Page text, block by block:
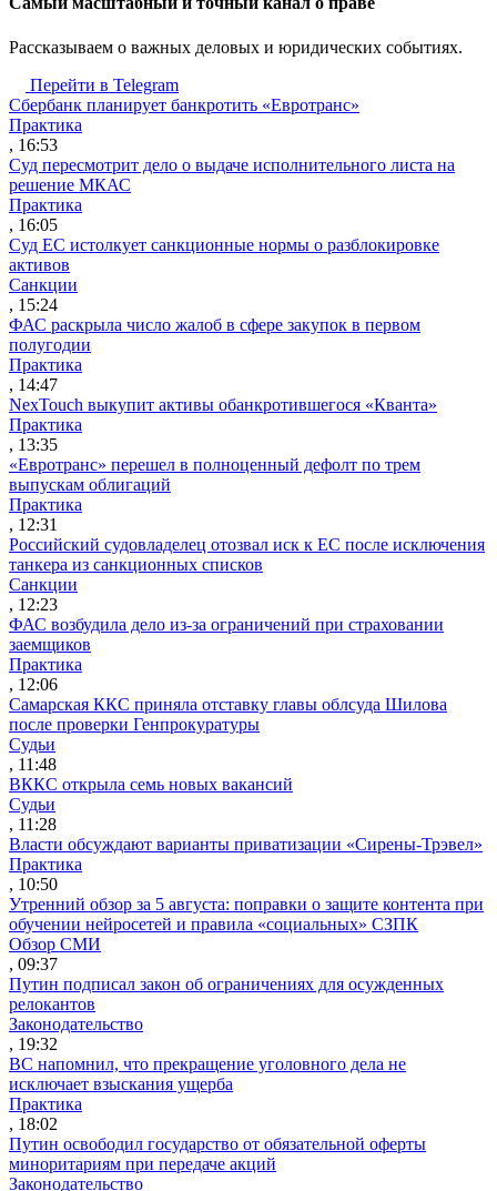
Рассказываем о важных деловых и юридических событиях.
Перейти в Telegram
Сбербанк планирует банкротить «Евротранс»
Практика
, 16:53
Суд пересмотрит дело о выдаче исполнительного листа на
решение МКАС
Практика
, 16:05
Суд ЕС истолкует санкционные нормы о разблокировке
активов
Санкции
, 15:24
ФАС раскрыла число жалоб в сфере закупок в первом
полугодии
Практика
, 14:47
NexTouch выкупит активы обанкротившегося «Кванта»
Практика
, 13:35
«Евротранс» перешел в полноценный дефолт по трем
выпускам облигаций
Практика
, 12:31
Российский судовладелец отозвал иск к ЕС после исключения
танкера из санкционных списков
Санкции
, 12:23
ФАС возбудила дело из-за ограничений при страховании
заемщиков
Практика
, 12:06
Самарская ККС приняла отставку главы облсуда Шилова
после проверки Генпрокуратуры
Судьи
, 11:48
ВККС открыла семь новых вакансий
Судьи
, 11:28
Власти обсуждают варианты приватизации «Сирены-Трэвел»
Практика
, 10:50
Утренний обзор за 5 августа: поправки о защите контента при
обучении нейросетей и правила «социальных» СЗПК
Обзор СМИ
, 09:37
Путин подписал закон об ограничениях для осужденных
релокантов
Законодательство
, 19:32
ВС напомнил, что прекращение уголовного дела не
исключает взыскания ущерба
Практика
, 18:02
Путин освободил государство от обязательной оферты
миноритариям при передаче акций
Законодательство